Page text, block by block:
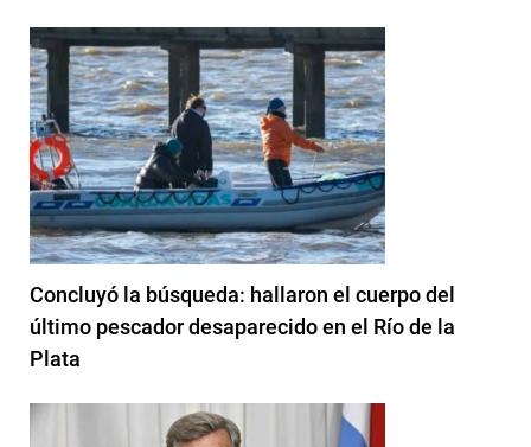
Concluyó la búsqueda: hallaron el cuerpo del
último pescador desaparecido en el Río de la
Plata